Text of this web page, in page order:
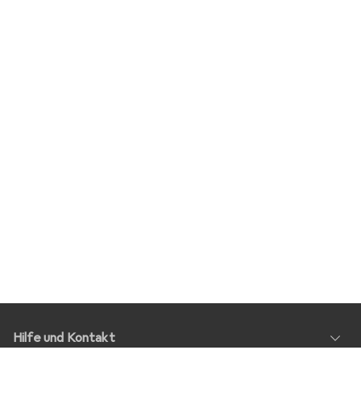
Hilfe und Kontakt